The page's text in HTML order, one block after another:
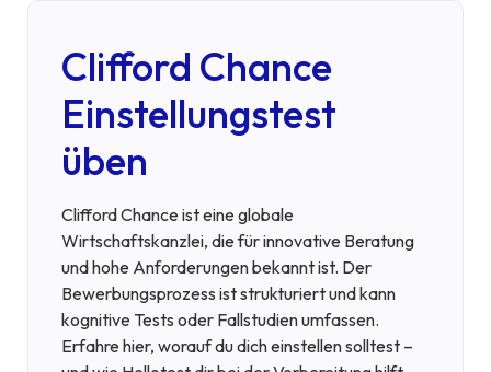
Clifford Chance
Einstellungstest
üben
Clifford Chance ist eine globale
Wirtschaftskanzlei, die für innovative Beratung
und hohe Anforderungen bekannt ist. Der
Bewerbungsprozess ist strukturiert und kann
kognitive Tests oder Fallstudien umfassen.
Erfahre hier, worauf du dich einstellen solltest –